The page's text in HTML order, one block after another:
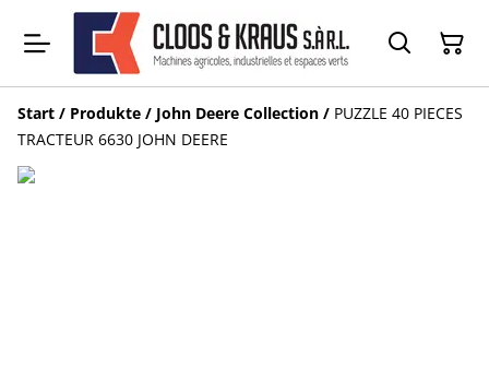
Start / Produkte / John Deere Collection / PUZZLE 40 PIECES
TRACTEUR 6630 JOHN DEERE